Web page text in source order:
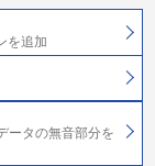
を追加
ータの無音部分を